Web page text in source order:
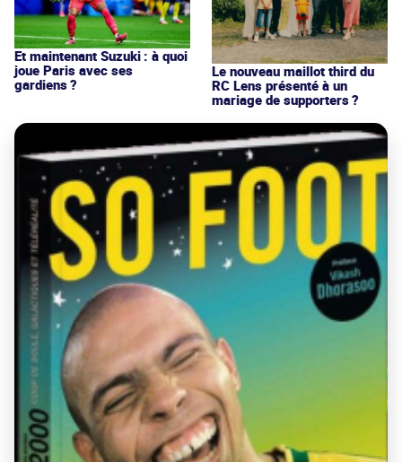
Et maintenant Suzuki : à quoi
joue Paris avec ses
gardiens ?
Le nouveau maillot third du
RC Lens présenté à un
mariage de supporters ?